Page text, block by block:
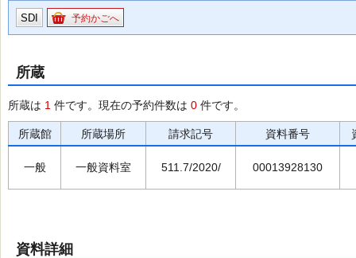
SDI 予約かごへ
所蔵
所蔵は 1 件です。現在の予約件数は 0 件です。
所蔵館 所蔵場所 請求記号 資料番号
一般 一般資料室 511.7/2020/ 00013928130
資料詳細